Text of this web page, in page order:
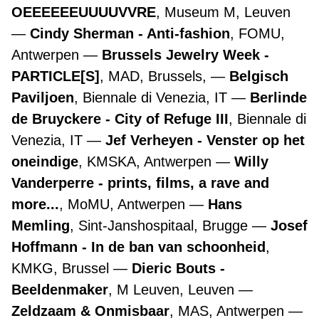
OEEEEEEUUUUVVRE, Museum M, Leuven
Cindy Sherman - Anti-fashion, FOMU,
Antwerpen
Brussels Jewelry Week -
PARTICLE[S] , MAD, Brussels,
Belgisch
Paviljoen, Biennale di Venezia, IT
Berlinde
de Bruyckere - City of Refuge III, Biennale di
Venezia, IT
Jef Verheyen - Venster op het
oneindige, KMSKA, Antwerpen
Willy
Vanderperre - prints, films, a rave and
more..., MoMU, Antwerpen
Hans
Memling, Sint-Janshospitaal, Brugge
Josef
Hoffmann - In de ban van schoonheid,
KMKG, Brussel
Dieric Bouts -
Beeldenmaker, M Leuven, Leuven
Zeldzaam & Onmisbaar, MAS, Antwerpen